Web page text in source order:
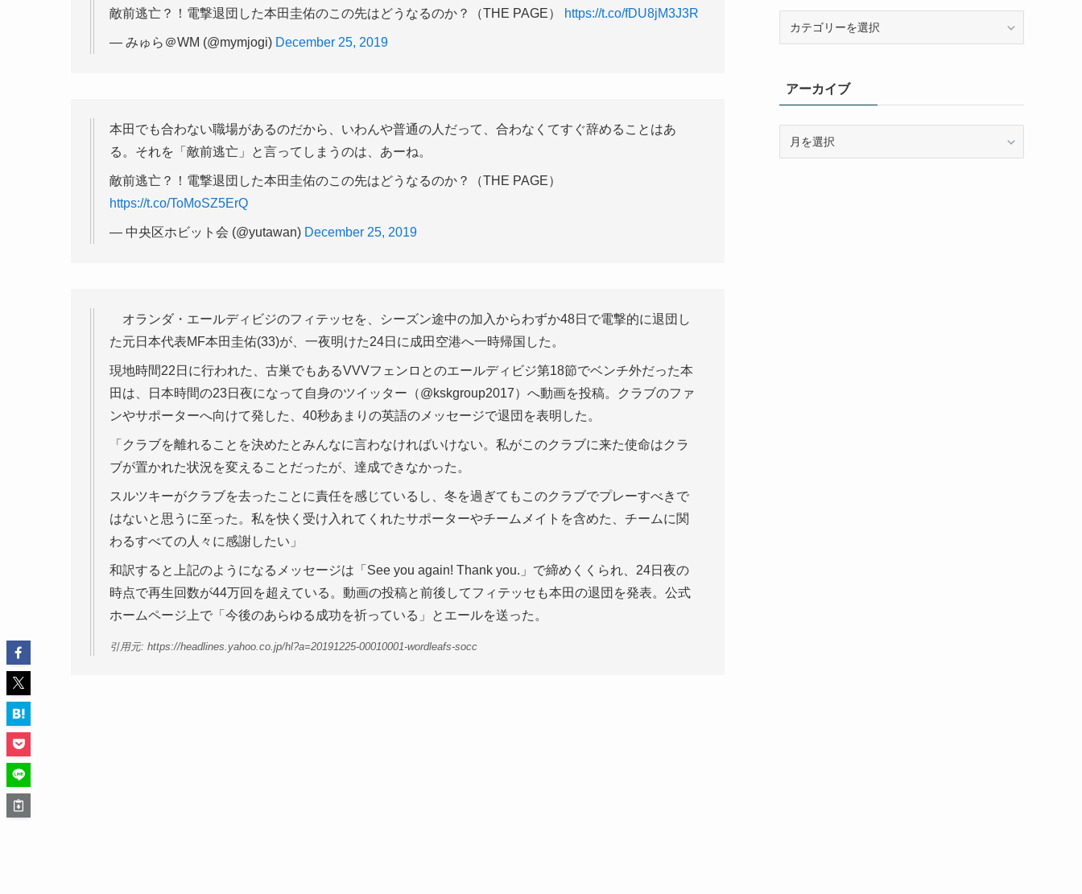
敵前逃亡？！電撃退団した本田圭佑のこの先はどうなるのか？（THE PAGE） https://t.co/fDU8jM3J3R
— みゅら＠WM (@mymjogi) December 25, 2019
本田でも合わない職場があるのだから、いわんや普通の人だって、合わなくてすぐ辞めることはあ
る。それを「敵前逃亡」と言ってしまうのは、あーね。
敵前逃亡？！電撃退団した本田圭佑のこの先はどうなるのか？（THE PAGE）
https://t.co/ToMoSZ5ErQ
— 中央区ホビット会 (@yutawan) December 25, 2019
オランダ・エールディビジのフィテッセを、シーズン途中の加入からわずか48日で電撃的に退団し
た元日本代表MF本田圭佑(33)が、一夜明けた24日に成田空港へ一時帰国した。
現地時間22日に行われた、古巣でもあるVVVフェンロとのエールディビジ第18節でベンチ外だった本
田は、日本時間の23日夜になって自身のツイッター（@kskgroup2017）へ動画を投稿。クラブのファ
ンやサポーターへ向けて発した、40秒あまりの英語のメッセージで退団を表明した。
「クラブを離れることを決めたとみんなに言わなければいけない。私がこのクラブに来た使命はクラ
ブが置かれた状況を変えることだったが、達成できなかった。
スルツキーがクラブを去ったことに責任を感じているし、冬を過ぎてもこのクラブでプレーすべきで
はないと思うに至った。私を快く受け入れてくれたサポーターやチームメイトを含めた、チームに関
わるすべての人々に感謝したい」
和訳すると上記のようになるメッセージは「See you again! Thank you.」で締めくくられ、24日夜の
時点で再生回数が44万回を超えている。動画の投稿と前後してフィテッセも本田の退団を発表。公式
ホームページ上で「今後のあらゆる成功を祈っている」とエールを送った。
引用元: https://headlines.yahoo.co.jp/hl?a=20191225-00010001-wordleafs-socc
ーアーカイブ